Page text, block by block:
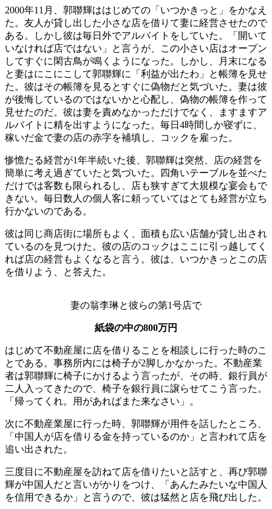
2000年11月、郭聯輝ははじめての「いつかきっと」をかなえ
た。友人が貸し出した小さな店を借りて妻に経営させたので
ある。しかし彼は毎日外でアルバイトをしていた。「開いて
いなければ店ではない」と言うが、この小さい店はオープン
してすぐに閑古鳥が鳴くようになった。しかし、月末になる
と妻はにこにこして郭聯輝に「利益が出たわ」と帳簿を見せ
た。彼はその帳簿を見るとすぐに偽物だと気づいた。妻は彼
が後悔しているのではないかと心配し、偽物の帳簿を作って
見せたのだ。彼は妻を責めなかっただけでなく、ますますア
ルバイトに精を出すようになった。毎日4時間しか寝ずに、
稼いだ金で妻の店の赤字を補填し、コックを雇った。
惨憺たる経営が1年半続いた後、郭聯輝は突然、店の経営を
簡単に考え過ぎていたと気づいた。四角いテーブルを並べた
だけでは客数も限られるし、店も狭すぎて大規模な宴会もで
きない。毎日数人の個人客に頼っていてはとても経営が立ち
行かないのである。
彼は同じ商店街に場所もよく、面積も広い店舗が貸し出され
ているのを見つけた。彼の店のコックはここに引っ越してく
れば店の経営もよくなると言う。彼は、いつかきっとこの店
を借りよう、と答えた。
妻の翁李琳と彼らの第1号店で
紙袋の中の800万円
はじめて不動産屋に店を借りることを相談しに行った時のこ
とである。事務所内には椅子が2脚しかなかった。不動産業
者は郭聯輝に椅子にかけるよう言ったが、その時、銀行員が
二人入ってきたので、椅子を銀行員に譲らせてこう言った。
「帰ってくれ。用があればまた来なさい」。
次に不動産業屋に行った時、郭聯輝が用件を話したところ、
「中国人が店を借りる金を持っているのか」と言われて店を
追い出された。
三度目に不動産屋を訪ねて店を借りたいと話すと、再び郭聯
輝が中国人だと言いがかりをつけ、「あんたみたいな中国人
を信用できるか」と言うので、彼は猛然と店を飛び出した。